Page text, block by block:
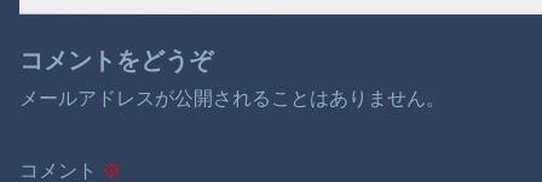
コメントをどうぞ
メールアドレスが公開されることはありません。
コメント ※